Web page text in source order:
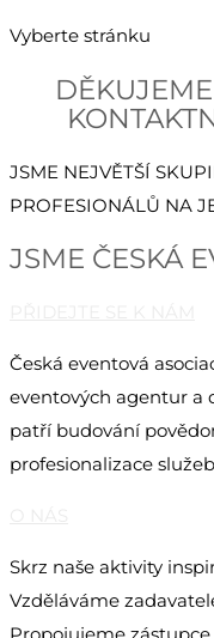
Vyberte stránku
JSME NEJVĚTŠÍ
PROFESIONÁLŮ NA
JSME ČESKÁ
Česká eventová
eventových agentur a
patří budování
profesionalizace
Skrz naše aktivity
Vzděláváme